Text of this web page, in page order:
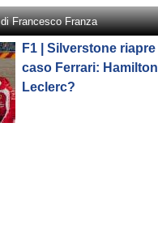
di Francesco Franza
F1 | Silverstone riapre
caso Ferrari:
Leclerc?